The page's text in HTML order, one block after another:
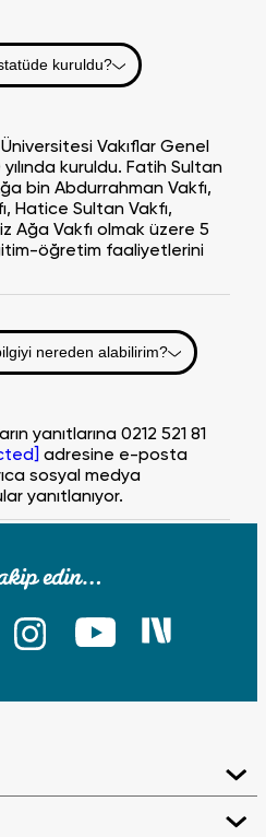
kuruldu?
Vakıflar Genel
kuruldu. Fatih Sultan
bin Abdurrahman Vakfı,
Hatice Sultan Vakfı,
Ağa Vakfı olmak üzere 5
öğretim faaliyetlerini
nereden alabilirim?
yanıtlarına 0212 521 81
adresine e-posta
sosyal medya
yanıtlanıyor.
Mühendislik Fakültesi ve
neye göre tespit ediliyor?